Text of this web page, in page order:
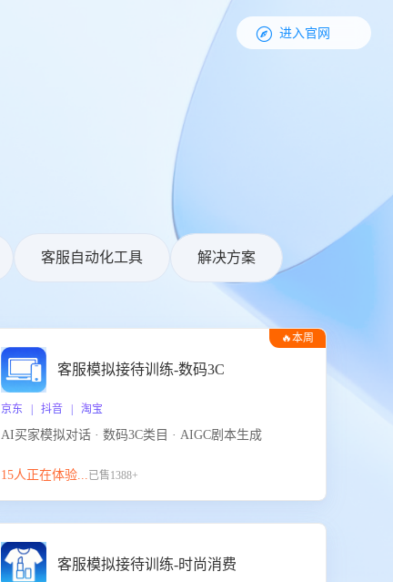
 进入官网
客服自动化工具 解决方案
🔥本周
客服模拟接待训练-数码3C
京东 | 抖音 | 淘宝
AI买家模拟对话 · 数码3C类目 · AIGC剧本生成
15人正在体验...已售1388+
客服模拟接待训练-时尚消费